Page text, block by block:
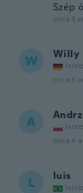
Szép
circa 3
W Willy
circa 3
A
circa 4
L luis